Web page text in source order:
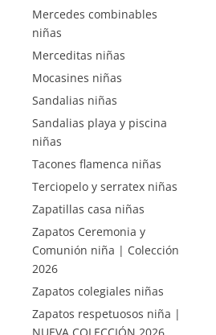
Mercedes combinables
niñas
Merceditas niñas
Mocasines niñas
Sandalias niñas
Sandalias playa y piscina
niñas
Tacones flamenca niñas
Terciopelo y serratex niñas
Zapatillas casa niñas
Zapatos Ceremonia y
Comunión niña | Colección
2026
Zapatos colegiales niñas
Zapatos respetuosos niña |